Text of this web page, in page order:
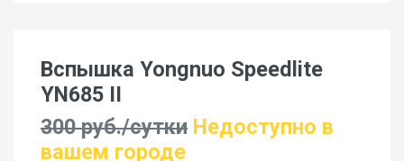
Вспышка Yongnuo Speedlite
YN685 II
300 руб./сутки Недоступно в
вашем городе